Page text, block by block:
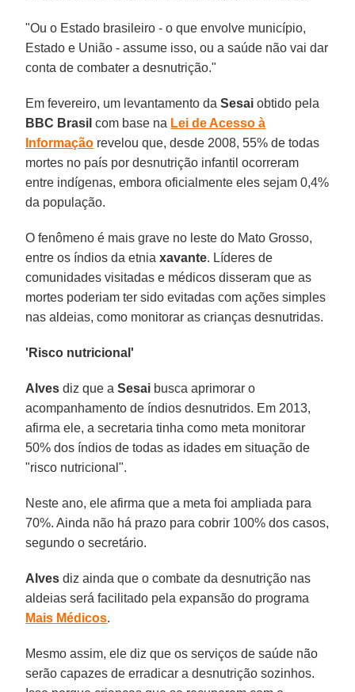
"Ou o Estado brasileiro - o que envolve município,
Estado e União - assume isso, ou a saúde não vai dar
conta de combater a desnutrição."
Em fevereiro, um levantamento daSesai obtido pela
BBC Brasil com base na Lei de Acesso à
Informação revelou que, desde 2008, 55% de todas
mortes no país por desnutrição infantil ocorreram
entre indígenas, embora oficialmente eles sejam 0,4%
da população.
O fenômeno é mais grave no leste do Mato Grosso,
entre os índios da etniaxavante. Líderes de
comunidades visitadas e médicos disseram que as
mortes poderiam ter sido evitadas com ações simples
nas aldeias, como monitorar as crianças desnutridas.
'Risco nutricional'
Alves diz que aSesai busca aprimorar o
acompanhamento de índios desnutridos. Em 2013,
afirma ele, a secretaria tinha como meta monitorar
50% dos índios de todas as idades em situação de
"risco nutricional".
Neste ano, ele afirma que a meta foi ampliada para
70%. Ainda não há prazo para cobrir 100% dos casos,
segundo o secretário.
Alves diz ainda que o combate da desnutrição nas
aldeias será facilitado pela expansão do programa
Mais Médicos.
Mesmo assim, ele diz que os serviços de saúde não
serão capazes de erradicar a desnutrição sozinhos.